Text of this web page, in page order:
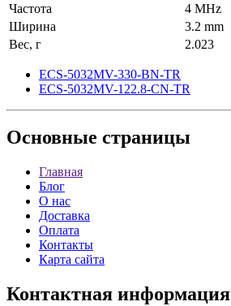
Частота
4 MHz
Ширина
3.2 mm
Вес, г
2.023
ECS-5032MV-330-BN-TR
ECS-5032MV-122.8-CN-TR
Основные страницы
Главная
Блог
О нас
Доставка
Оплата
Контакты
Карта сайта
Контактная информация